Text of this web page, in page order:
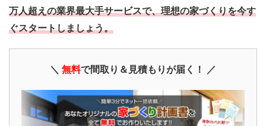
万人超えの業界最大手サービスで、理想の家づくりを今す
ぐスタートしましょう。
＼ 無料で間取り＆見積もりが届く！ ／